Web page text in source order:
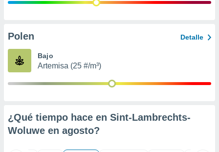
publicidad
de
Polen Detalle
Bajo
Artemisa (25 #/m³)
¿Qué tiempo hace en Sint-Lambrechts-
Woluwe en agosto?